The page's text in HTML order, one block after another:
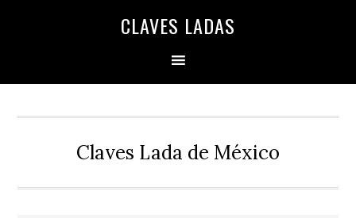
CLAVES LADAS
Claves Lada de México